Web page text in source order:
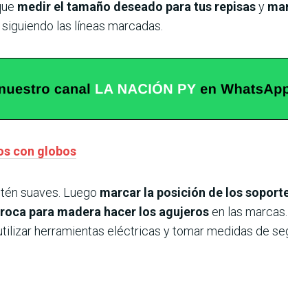
medir el tamaño deseado para tus repisasy
siguiendo las líneas marcadas.
con globos
suaves. Luego marcar la posición de los
para madera hacer los agujeros en las
herramientas eléctricas y tomar medidas de